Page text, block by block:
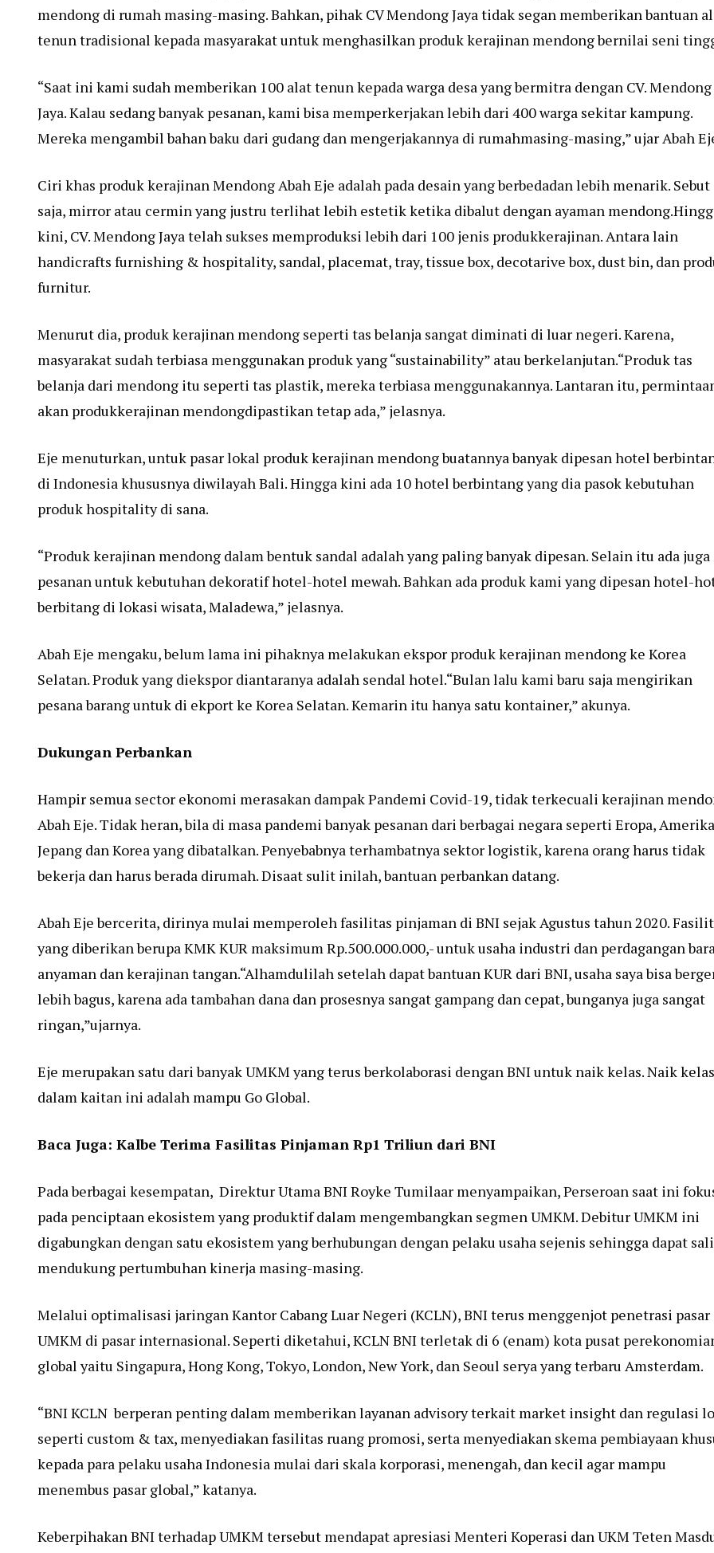
mendong di rumah masing-masing. Bahkan, pihak CV Mendong Jaya tidak segan memberikan bantuan
tenun tradisional kepada masyarakat untuk menghasilkan produk kerajinan mendong bernilai seni
“Saat ini kami sudah memberikan 100 alat tenun kepada warga desa yang bermitra dengan CV. Mendong
Jaya. Kalau sedang banyak pesanan, kami bisa memperkerjakan lebih dari 400 warga sekitar kampung.
Mereka mengambil bahan baku dari gudang dan mengerjakannya di rumahmasing-masing,” ujar Abah
Ciri khas produk kerajinan Mendong Abah Eje adalah pada desain yang berbedadan lebih menarik. Sebut
saja, mirror atau cermin yang justru terlihat lebih estetik ketika dibalut dengan ayaman
kini, CV. Mendong Jaya telah sukses memproduksi lebih dari 100 jenis produkkerajinan. Antara lain
handicrafts furnishing & hospitality, sandal, placemat, tray, tissue box, decotarive box, dust bin, dan
furnitur.
Menurut dia, produk kerajinan mendong seperti tas belanja sangat diminati di luar negeri. Karena,
masyarakat sudah terbiasa menggunakan produk yang “sustainability” atau berkelanjutan.“Produk tas
belanja dari mendong itu seperti tas plastik, mereka terbiasa menggunakannya. Lantaran itu,
akan produkkerajinan mendongdipastikan tetap ada,” jelasnya.
Eje menuturkan, untuk pasar lokal produk kerajinan mendong buatannya banyak dipesan hotel
di Indonesia khususnya diwilayah Bali. Hingga kini ada 10 hotel berbintang yang dia pasok kebutuhan
produk hospitality di sana.
“Produk kerajinan mendong dalam bentuk sandal adalah yang paling banyak dipesan. Selain itu ada juga
pesanan untuk kebutuhan dekoratif hotel-hotel mewah. Bahkan ada produk kami yang dipesan hotel-
berbitang di lokasi wisata, Maladewa,” jelasnya.
Abah Eje mengaku, belum lama ini pihaknya melakukan ekspor produk kerajinan mendong ke Korea
Selatan. Produk yang diekspor diantaranya adalah sendal hotel.“Bulan lalu kami baru saja mengirikan
pesana barang untuk di ekport ke Korea Selatan. Kemarin itu hanya satu kontainer,” akunya.
Dukungan Perbankan
Hampir semua sector ekonomi merasakan dampak Pandemi Covid-19, tidak terkecuali kerajinan
Abah Eje. Tidak heran, bila di masa pandemi banyak pesanan dari berbagai negara seperti Eropa,
Jepang dan Korea yang dibatalkan. Penyebabnya terhambatnya sektor logistik, karena orang harus tidak
bekerja dan harus berada dirumah. Disaat sulit inilah, bantuan perbankan datang.
Abah Eje bercerita, dirinya mulai memperoleh fasilitas pinjaman di BNI sejak Agustus tahun 2020.
yang diberikan berupa KMK KUR maksimum Rp.500.000.000,- untuk usaha industri dan perdagangan
anyaman dan kerajinan tangan.“Alhamdulilah setelah dapat bantuan KUR dari BNI, usaha saya bisa
lebih bagus, karena ada tambahan dana dan prosesnya sangat gampang dan cepat, bunganya juga sangat
ringan,”ujarnya.
Eje merupakan satu dari banyak UMKM yang terus berkolaborasi dengan BNI untuk naik kelas. Naik kelas
dalam kaitan ini adalah mampu Go Global.
Baca Juga: Kalbe Terima Fasilitas Pinjaman Rp1 Triliun dari BNI
Pada berbagai kesempatan, Direktur Utama BNI Royke Tumilaar menyampaikan, Perseroan saat ini
pada penciptaan ekosistem yang produktif dalam mengembangkan segmen UMKM. Debitur UMKM ini
digabungkan dengan satu ekosistem yang berhubungan dengan pelaku usaha sejenis sehingga dapat
mendukung pertumbuhan kinerja masing-masing.
Melalui optimalisasi jaringan Kantor Cabang Luar Negeri (KCLN), BNI terus menggenjot penetrasi pasar
UMKM di pasar internasional. Seperti diketahui, KCLN BNI terletak di 6 (enam) kota pusat
global yaitu Singapura, Hong Kong, Tokyo, London, New York, dan Seoul serya yang terbaru Amsterdam.
“BNI KCLN berperan penting dalam memberikan layanan advisory terkait market insight dan regulasi
seperti custom & tax, menyediakan fasilitas ruang promosi, serta menyediakan skema pembiayaan
kepada para pelaku usaha Indonesia mulai dari skala korporasi, menengah, dan kecil agar mampu
menembus pasar global,” katanya.
Keberpihakan BNI terhadap UMKM tersebut mendapat apresiasi Menteri Koperasi dan UKM Teten